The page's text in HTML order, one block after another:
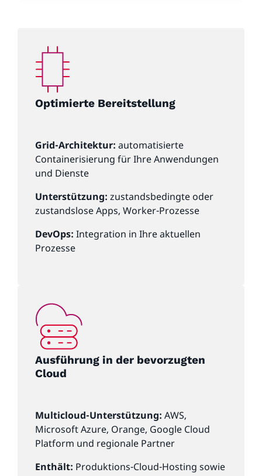
Optimierte Bereitstellung
Grid-Architektur: automatisierte
Containerisierung für Ihre Anwendungen
und Dienste
Unterstützung: zustandsbedingte oder
zustandslose Apps, Worker-Prozesse
DevOps: Integration in Ihre aktuellen
Prozesse
Ausführung in der bevorzugten
Cloud
Multicloud-Unterstützung: AWS,
Microsoft Azure, Orange, Google Cloud
Platform und regionale Partner
Enthält: Produktions-Cloud-Hosting sowie